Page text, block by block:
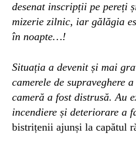
desenat inscripții pe pereți
mizerie zilnic, iar gălăgia
în noapte…!
Situația a devenit și mai
camerele de supraveghere
cameră a fost distrusă. Au
incendiere și deteriorare a
bistrițenii ajunși la capătul